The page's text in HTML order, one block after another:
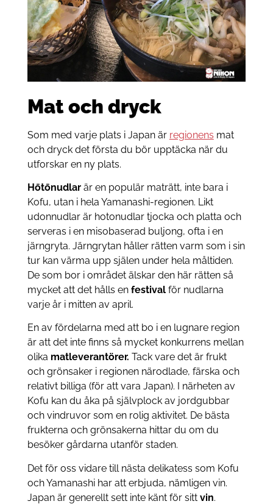
Mat och dryck
Som med varje plats i Japan är regionens mat
och dryck det första du bör upptäcka när du
utforskar en ny plats.
Hōtōnudlarär en populär maträtt, inte bara i
Kofu, utan i hela Yamanashi-regionen. Likt
udonnudlar är hotonudlar tjocka och platta och
serveras i en misobaserad buljong, ofta i en
järngryta. Järngrytan håller rätten varm som i sin
tur kan värma upp själen under hela måltiden.
De som bor i området älskar den här rätten så
mycket att det hålls en festivalför nudlarna
varje år i mitten av april.
En av fördelarna med att bo i en lugnare region
är att det inte finns så mycket konkurrens mellan
olika matleverantörer. Tack vare det är frukt
och grönsaker i regionen närodlade, färska och
relativt billiga (för att vara Japan). I närheten av
Kofu kan du åka på självplock av jordgubbar
och vindruvor som en rolig aktivitet. De bästa
frukterna och grönsakerna hittar du om du
besöker gårdarna utanför staden.
Det för oss vidare till nästa delikatess som Kofu
och Yamanashi har att erbjuda, nämligen vin.
Japan är generellt sett inte känt för sitt vin.